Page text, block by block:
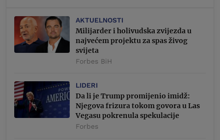
AKTUELNOSTI
Milijarder i holivudska zvijezda u
najvećem projektu za spas živog
svijeta
Forbes BiH
LIDERI
Da li je Trump promijenio imidž:
Njegova frizura tokom govora u Las
Vegasu pokrenula spekulacije
Forbes